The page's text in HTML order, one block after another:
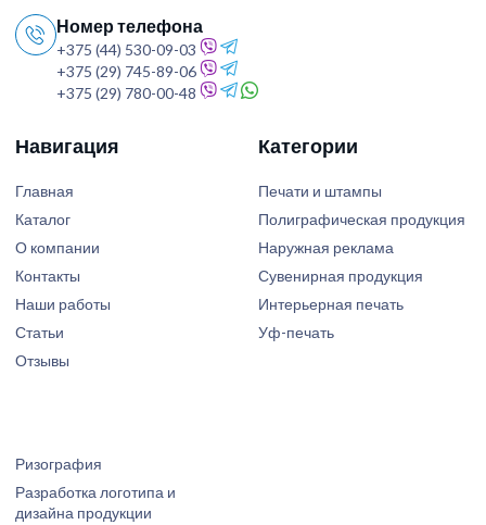
Номер телефона
+375 (44) 530-09-03
+375 (29) 745-89-06
+375 (29) 780-00-48
Навигация
Главная
Каталог
О компании
Контакты
Наши работы
Статьи
Отзывы
Категории
Печати и штампы
Полиграфическая продукция
Наружная реклама
Сувенирная продукция
Интерьерная печать
Уф-печать
Ризография
Разработка логотипа и
дизайна продукции